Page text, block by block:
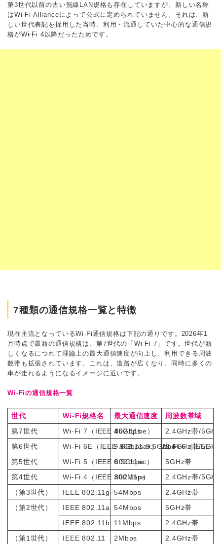
第3世代以前の古い無線LAN規格も存在していますが、新しい名称
はWi-Fi Allianceによって公式に定められていません。それは、新
しい世代表記を採用した当時、利用・流通していた中心的な通信規
格がWi-Fi 4以降だったためです。
7種類の通信規格一覧と特徴
現在主流となっているWi-Fi通信規格は下記の通りです。2026年1
月時点で最新の通信規格は、第7世代の「Wi-Fi 7」です。世代が新
しくなるにつれて理論上の最大通信速度が向上し、利用できる周波
数帯も拡張されています。これは、道路が広くなり、同時に多くの
車が走れるようになるイメージに近いです。
Wi-Fiの通信規格一覧
世代 Wi-Fi規格名 最大通信速度
周波数帯域
第7世代
Wi-Fi 7（IEEE 802.11be）
46Gbps
2.4GHz帯/
第6世代
Wi-Fi 6E（IEEE 802.11ax） Wi-Fi 6（IEEE
9.6Gbps 9.6Gbps2.4GHz帯/
第5世代
Wi-Fi 5（IEEE 802.11ac）
6.9Gbps
5GHz帯
第4世代
Wi-Fi 4（IEEE 802.11n）
300Mbps
2.4GHz帯/
（第3世代）
IEEE 802.11g 54Mbps
2.4GHz帯
（第2世代）
IEEE 802.11a 54Mbps
5GHz帯
IEEE 802.11b
11Mbps
2.4GHz帯
（第1世代）
IEEE 802.11 2Mbps 2.4GHz帯